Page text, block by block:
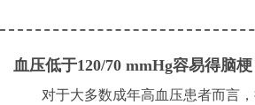
血压低于120/70 mmHg容易得脑
对于大多数成年高血压患者而言